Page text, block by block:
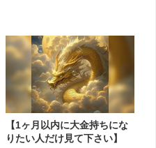
【1ヶ月以内に大金持ちにな
りたい人だけ見て下さい】